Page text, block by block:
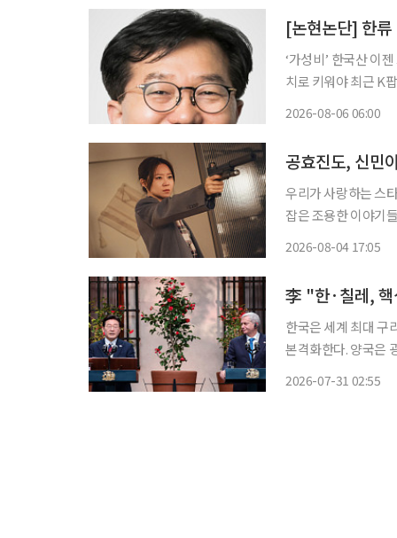
[논현논단] 한류
‘가성비’ 한국산 이
치로 키워야 최근 K팝, K드라마 같은 문화 콘텐츠부터 반도체, 조선, 방산, 화장품 등 제조업
2026-08-06 06:00
공효진도, 신민
우리가 사랑하는 스
잡은 조용한 이야기들. '엔터로그'에
2026-08-04 17:05
李 "한·칠레,
한국은 세계 최대 구
본격화한다. 양국은
2026-07-31 02:55